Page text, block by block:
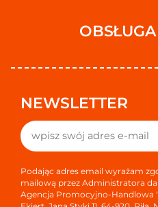
NEWSLETTER
Podając adres email wyrażam
mailową przez Administratora
Agencja Promocyjno-Handlowa